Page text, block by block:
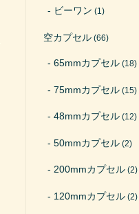
ビーワン (1)
空カプセル (66)
65mmカプセル (18)
75mmカプセル (15)
48mmカプセル (12)
50mmカプセル (2)
200mmカプセル (2)
120mmカプセル (2)